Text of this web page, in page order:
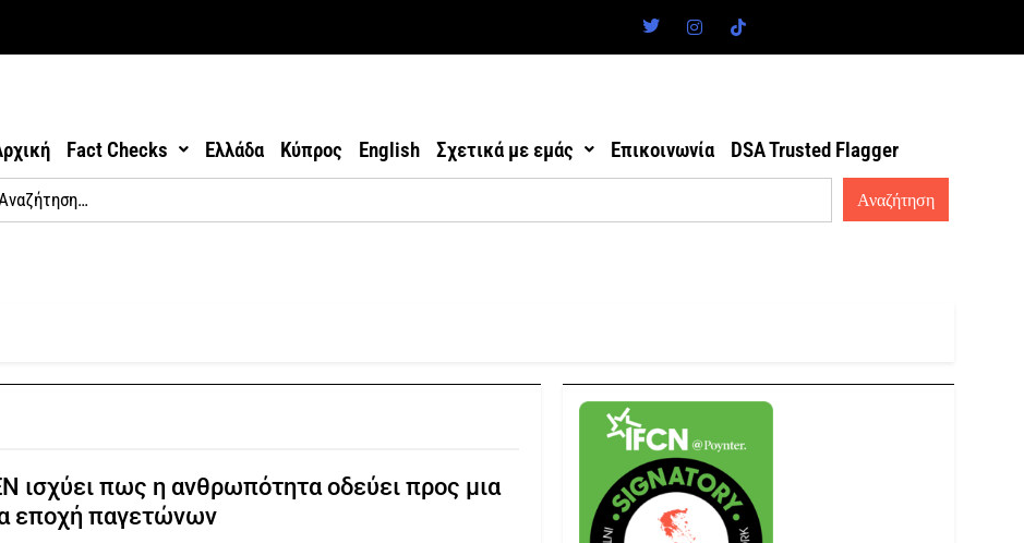
Fact Checks Ελλάδα Κύπρος English Σχετικά με εμάς Επικοινωνία DSA Trusted Flagger
ισχύει πως η ανθρωπότητα οδεύει προς μια
εποχή παγετώνων